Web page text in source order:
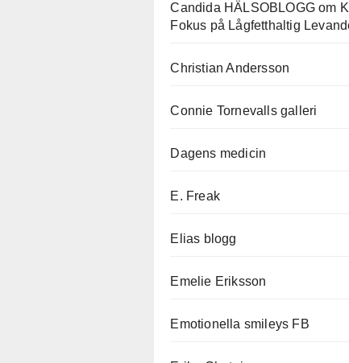
Candida HÄLSOBLOGG om
Fokus på Lågfetthaltig
Christian Andersson
Connie Tornevalls galleri
Dagens medicin
E. Freak
Elias blogg
Emelie Eriksson
Emotionella smileys FB